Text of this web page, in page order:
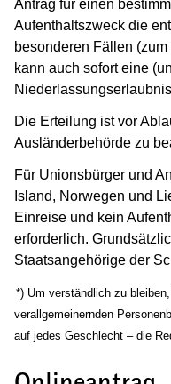
Antrag für einen
Aufenthaltszweck die
besonderen Fällen
kann auch sofort eine
Die Erteilung ist vor
Ausländerbehörde zu
Für Unionsbürger und
Island, Norwegen und
Einreise und kein
erforderlich.
Staatsangehörige der
(Wird in einem neuen
*) Um verständlich zu
verallgemeinernden
auf jedes Geschlecht – die